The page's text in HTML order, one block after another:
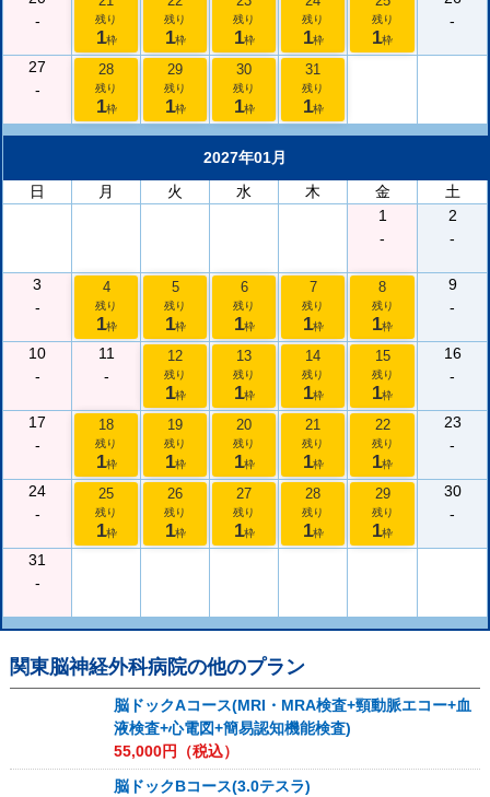
-
残り
1枠
残り
1枠
残り
1枠
残り
1枠
残り
1枠
-
27
-
28
残り
1枠
29
残り
1枠
30
残り
1枠
31
残り
1枠
2027年01月
日
月 火 水 木 金
土
1
-
2
-
3
-
4
残り
1枠
5
残り
1枠
6
残り
1枠
7
残り
1枠
8
残り
1枠
9
-
10
-
11
-
12
残り
1枠
13
残り
1枠
14
残り
1枠
15
残り
1枠
16
-
17
-
18
残り
1枠
19
残り
1枠
20
残り
1枠
21
残り
1枠
22
残り
1枠
23
-
24
-
25
残り
1枠
26
残り
1枠
27
残り
1枠
28
残り
1枠
29
残り
1枠
30
-
31
-
関東脳神経外科病院の他のプラン
脳ドックAコース(MRI・MRA検査+頸動脈エコー+血
液検査+心電図+簡易認知機能検査)
55,000円（税込）
脳ドックBコース(3.0テスラ)